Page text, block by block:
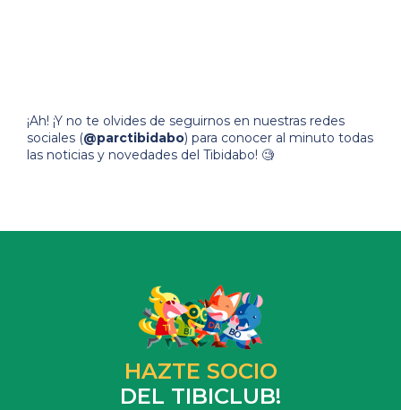
¡Ah! ¡Y no te olvides de seguirnos en nuestras redes
sociales (@parctibidabo) para conocer al minuto todas
las noticias y novedades del Tibidabo! 🧐
HAZTE SOCIO
DEL TIBICLUB!